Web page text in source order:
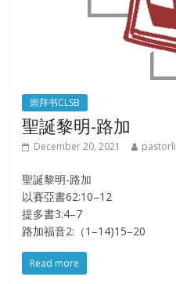
崇拜书CLSB
聖誕黎明-路加
December 20, 2021 pastorli
聖誕黎明-路加
以賽亞書62:10–12
提多書3:4–7
路加福音2:（1–14)15–20
Read more